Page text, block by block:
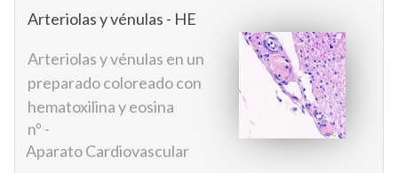
Arteriolas y vénulas - HE
Arteriolas y vénulas en un
preparado coloreado con
hematoxilina y eosina
nº -
Aparato Cardiovascular